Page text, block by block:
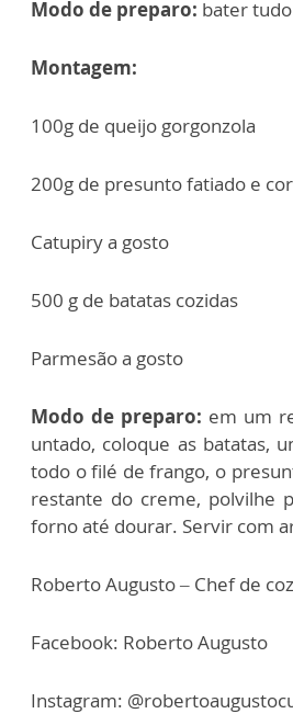
Modo de preparo: bater
Montagem:
100g de queijo gorgonzola
200g de presunto fatiado e
Catupiry a gosto
500 g de batatas cozidas
Parmesão a gosto
Modo de preparo: em um
untado, coloque as batatas,
todo o filé de frango, o
restante do creme, polvilhe
forno até dourar. Servir com
Roberto Augusto – Chef de
Facebook: Roberto Augusto
Instagram: